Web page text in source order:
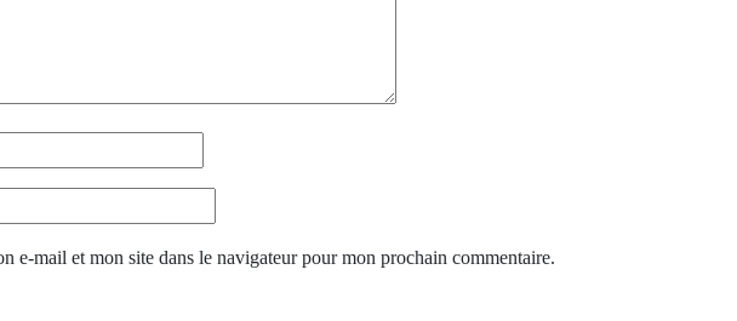
e-mail et mon site dans le navigateur pour mon prochain commentaire.